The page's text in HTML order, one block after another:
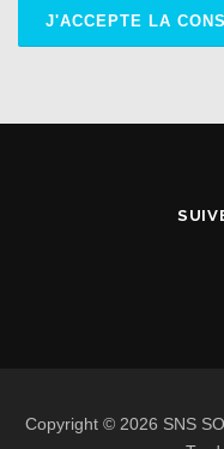
Copyright © 2026 SNS